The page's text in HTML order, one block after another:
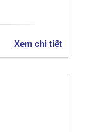
Xem chi tiết